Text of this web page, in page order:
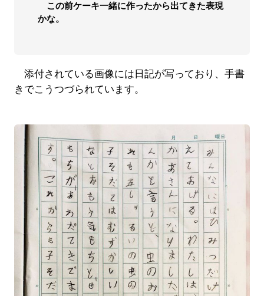
この前ケーキ一緒に作ったから出てきた表現
かな。
添付されている画像には日記が写っており、手書
きでこうつづられています。